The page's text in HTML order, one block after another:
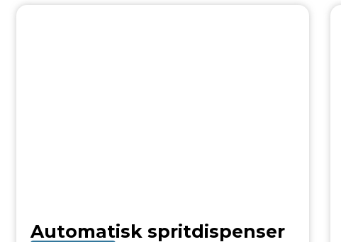
Automatisk spritdispenser